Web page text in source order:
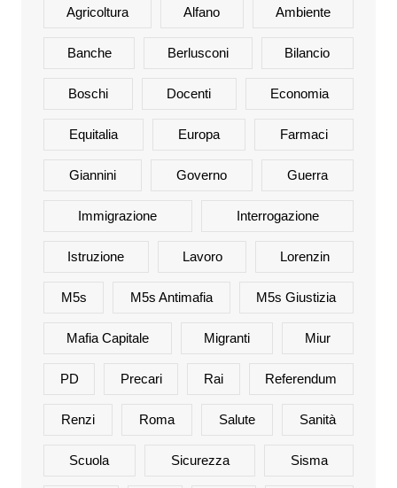
Agricoltura Alfano Ambiente
Banche Berlusconi Bilancio
Boschi Docenti Economia
Equitalia Europa Farmaci
Giannini Governo Guerra
Immigrazione Interrogazione
Istruzione Lavoro Lorenzin
M5s M5s Antimafia M5s Giustizia
Mafia Capitale Migranti Miur
PD Precari Rai Referendum
Renzi Roma Salute Sanità
Scuola Sicurezza Sisma